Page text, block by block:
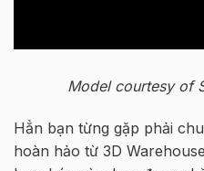
Model courtesy of
Hẳn bạn từng gặp phải
hoàn hảo từ 3D